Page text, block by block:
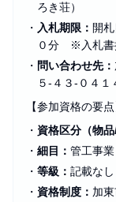
ろき荘）
・ 入札期限： 開
０分 ※入札書
・ 問い合わせ先：
５‑４３‑０４１
【参加資格の要点
・ 資格区分（物
・ 細目： 管工事業
・ 等級： 記載なし
・ 資格制度： 加